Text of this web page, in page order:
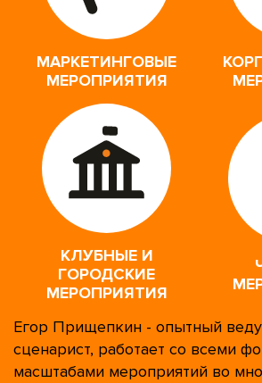
МАРКЕТИНГОВЫЕ
МЕРОПРИЯТИЯ
КЛУБНЫЕ И
ГОРОДСКИЕ
МЕРОПРИЯТИЯ
Егор Прищепкин - опытный
сценарист, работает со всеми
масштабами мероприятий во